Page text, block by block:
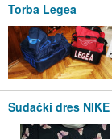
Torba Legea
Sudački dres NIKE